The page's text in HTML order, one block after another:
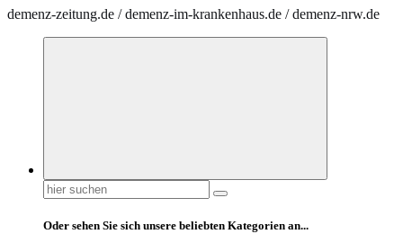
demenz-zeitung.de / demenz-im-krankenhaus.de / demenz-nrw.de
Suchen
nach:
Oder sehen Sie sich unsere beliebten Kategorien an...